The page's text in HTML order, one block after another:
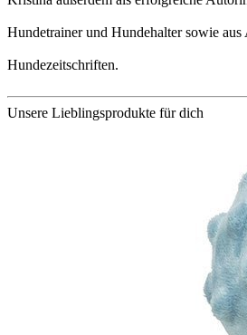
Hundetrainer und Hundehalter sowie
Hundezeitschriften.
Unsere Lieblingsprodukte für dich